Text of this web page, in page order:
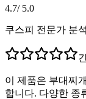
4.7/ 5.0
쿠스피 전문가 분석
이 제품은 부대찌
합니다. 다양한 종